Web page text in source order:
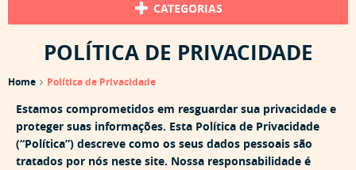
CATEGORIAS
POLÍTICA DE PRIVACIDADE
Home Política de Privacidade
Estamos comprometidos em resguardar sua privacidade e
proteger suas informações. Esta Política de Privacidade
(“Política”) descreve como os seus dados pessoais são
tratados por nós neste site. Nossa responsabilidade é